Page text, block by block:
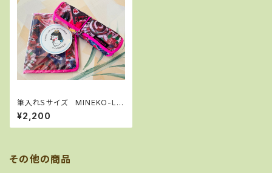
筆入れＳサイズ MINEKO-LA
Bオリジナルファブリック
¥2,200
その他の商品